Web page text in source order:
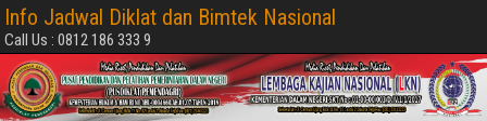
Info Jadwal Diklat dan Bimtek Nasional
Call Us : 0812 186 333 9